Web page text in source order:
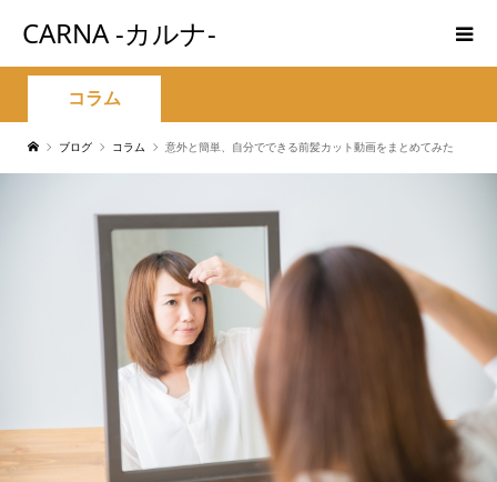
CARNA -カルナ-
コラム
ブログ コラム 意外と簡単、自分でできる前髪カット動画をまとめてみた